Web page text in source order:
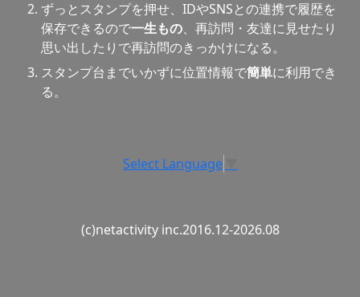
ずっとスタンプを押せ、IDやSNSとの連携で履歴を
保存できるので一生もの、再訪問・友達に見せたり
思い出したりで再訪問のきっかけになる。
スタンプ台までいかずに位置情報で簡単に利用でき
る。
Select Language
(c)netactivity inc.2016.12-2026.08